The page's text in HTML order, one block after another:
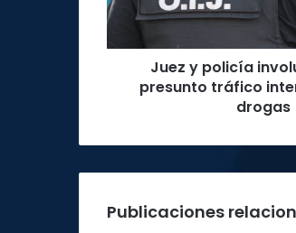
tráfico
internacional
de
Juez y policía
presunto tráfico
drogas
Publicaciones